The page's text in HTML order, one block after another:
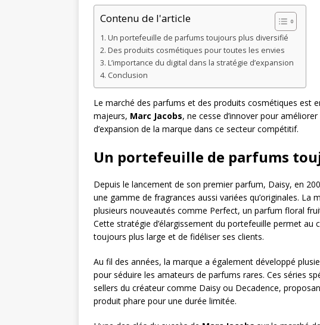
Contenu de l'article
Un portefeuille de parfums toujours plus diversifié
Des produits cosmétiques pour toutes les envies
L’importance du digital dans la stratégie d’expansion
Conclusion
Le marché des parfums et des produits cosmétiques est
majeurs, Marc Jacobs, ne cesse d’innover pour
d’expansion de la marque dans ce secteur compétitif.
Un portefeuille de parfums
Depuis le lancement de son premier parfum, Daisy, en
une gamme de fragrances aussi variées qu’originales.
plusieurs nouveautés comme Perfect, un parfum floral
Cette stratégie d’élargissement du portefeuille permet au
toujours plus large et de fidéliser ses clients.
Au fil des années, la marque a également développé
pour séduire les amateurs de parfums rares. Ces séries
sellers du créateur comme Daisy ou Decadence,
produit phare pour une durée limitée.